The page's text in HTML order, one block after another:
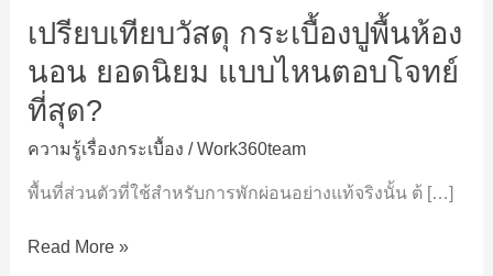
เปรียบเทียบวัสดุ กระเบื้องปูพื้นห้อง
นอน ยอดนิยม แบบไหนตอบโจทย์
ที่สุด?
ความรู้เรื่องกระเบื้อง /Work360team
พื้นที่ส่วนตัวที่ใช้สำหรับการพักผ่อนอย่างแท้จริงนั้น ต้ […]
วัสดุ
ปู
พื้น
ยอด
แบบ
Read More »